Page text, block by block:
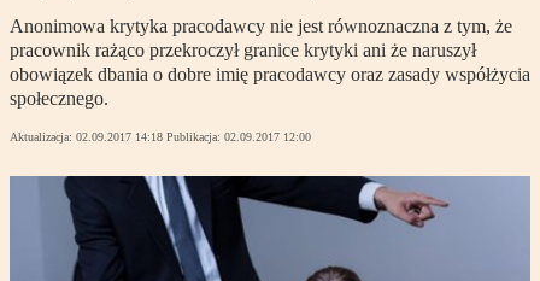
Anonimowa krytyka pracodawcy nie jest równoznaczna z tym, że
pracownik rażąco przekroczył granice krytyki ani że naruszył
obowiązek dbania o dobre imię pracodawcy oraz zasady współżycia
społecznego.
Aktualizacja: 02.09.2017 14:18 Publikacja: 02.09.2017 12:00